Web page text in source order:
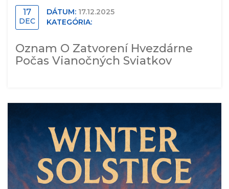
17
DEC
DÁTUM: 17.12.2025
KATEGÓRIA:
Oznam O Zatvorení Hvezdárne
Počas Vianočných Sviatkov